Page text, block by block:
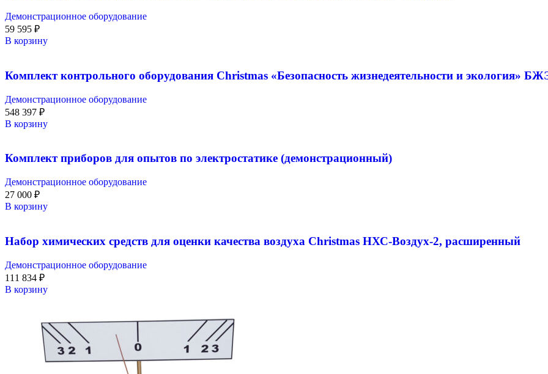
Демонстрационное оборудование
59 595 ₽
В корзину
Комплект контрольного оборудования Christmas «Безопасность жизнедеятельности и экология»
Демонстрационное оборудование
548 397 ₽
В корзину
Комплект приборов для опытов по электростатике (демонстрационный)
Демонстрационное оборудование
27 000 ₽
В корзину
Набор химических средств для оценки качества воздуха Christmas НХС-Воздух-2, расширенный
Демонстрационное оборудование
111 834 ₽
В корзину